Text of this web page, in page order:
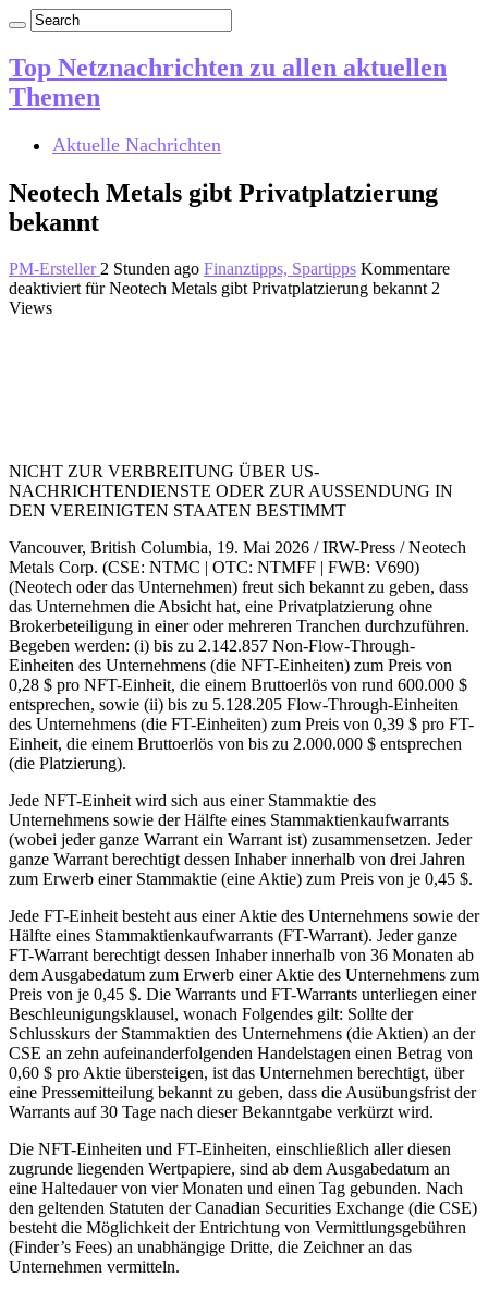
Top Netznachrichten zu allen aktuellen
Themen
Aktuelle Nachrichten
Neotech Metals gibt Privatplatzierung
bekannt
PM-Ersteller 2 Stunden ago Finanztipps, Spartipps Kommentare
deaktiviert für Neotech Metals gibt Privatplatzierung bekannt 2
Views
NICHT ZUR VERBREITUNG ÜBER US-
NACHRICHTENDIENSTE ODER ZUR AUSSENDUNG IN
DEN VEREINIGTEN STAATEN BESTIMMT
Vancouver, British Columbia, 19. Mai 2026 / IRW-Press / Neotech
Metals Corp. (CSE: NTMC | OTC: NTMFF | FWB: V690)
(Neotech oder das Unternehmen) freut sich bekannt zu geben, dass
das Unternehmen die Absicht hat, eine Privatplatzierung ohne
Brokerbeteiligung in einer oder mehreren Tranchen durchzuführen.
Begeben werden: (i) bis zu 2.142.857 Non-Flow-Through-
Einheiten des Unternehmens (die NFT-Einheiten) zum Preis von
0,28 $ pro NFT-Einheit, die einem Bruttoerlös von rund 600.000 $
entsprechen, sowie (ii) bis zu 5.128.205 Flow-Through-Einheiten
des Unternehmens (die FT-Einheiten) zum Preis von 0,39 $ pro FT-
Einheit, die einem Bruttoerlös von bis zu 2.000.000 $ entsprechen
(die Platzierung).
Jede NFT-Einheit wird sich aus einer Stammaktie des
Unternehmens sowie der Hälfte eines Stammaktienkaufwarrants
(wobei jeder ganze Warrant ein Warrant ist) zusammensetzen. Jeder
ganze Warrant berechtigt dessen Inhaber innerhalb von drei Jahren
zum Erwerb einer Stammaktie (eine Aktie) zum Preis von je 0,45 $.
Jede FT-Einheit besteht aus einer Aktie des Unternehmens sowie der
Hälfte eines Stammaktienkaufwarrants (FT-Warrant). Jeder ganze
FT-Warrant berechtigt dessen Inhaber innerhalb von 36 Monaten ab
dem Ausgabedatum zum Erwerb einer Aktie des Unternehmens zum
Preis von je 0,45 $. Die Warrants und FT-Warrants unterliegen einer
Beschleunigungsklausel, wonach Folgendes gilt: Sollte der
Schlusskurs der Stammaktien des Unternehmens (die Aktien) an der
CSE an zehn aufeinanderfolgenden Handelstagen einen Betrag von
0,60 $ pro Aktie übersteigen, ist das Unternehmen berechtigt, über
eine Pressemitteilung bekannt zu geben, dass die Ausübungsfrist der
Warrants auf 30 Tage nach dieser Bekanntgabe verkürzt wird.
Die NFT-Einheiten und FT-Einheiten, einschließlich aller diesen
zugrunde liegenden Wertpapiere, sind ab dem Ausgabedatum an
eine Haltedauer von vier Monaten und einen Tag gebunden. Nach
den geltenden Statuten der Canadian Securities Exchange (die CSE)
besteht die Möglichkeit der Entrichtung von Vermittlungsgebühren
(Finder’s Fees) an unabhängige Dritte, die Zeichner an das
Unternehmen vermitteln.